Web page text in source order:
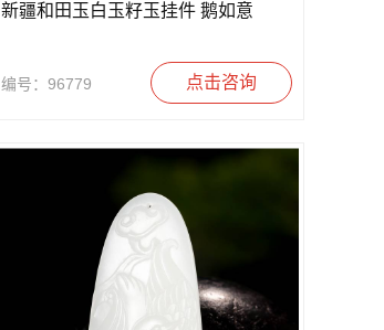
新疆和田玉白玉籽玉挂件 鹅如意
编号：96779 点击咨询